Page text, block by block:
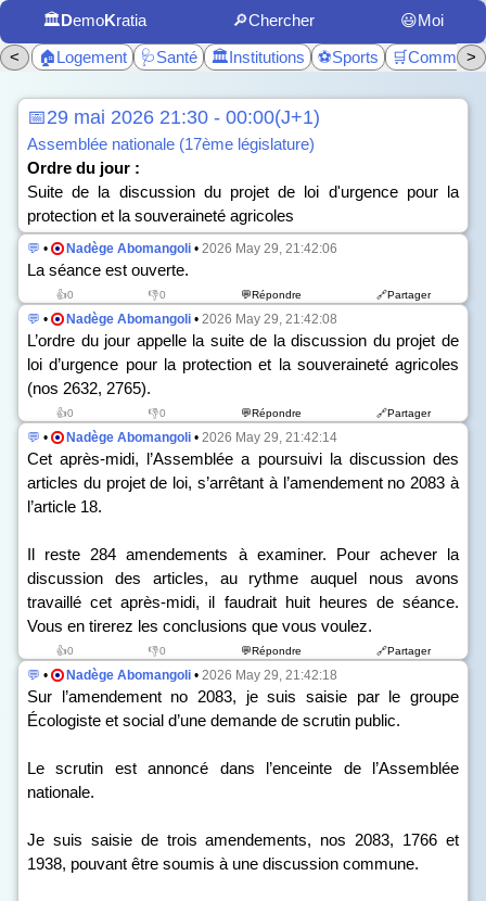
🏛️DemoKratia 🔎Chercher
😃Moi
<
🏠Logement 🩺Santé 🏛️Institutions ⚽Sports >
📅29 mai 2026 21:30 - 00:00(J+1)
Assemblée nationale (17ème législature)
Ordre du jour :
Suite de la discussion du projet de loi d'urgence pour la
protection et la souveraineté agricoles
💬 • Nadège Abomangoli • 2026 May 29, 21:42:06
La séance est ouverte.
👍0 👎0 💬Répondre 🔗Partager
💬 • Nadège Abomangoli • 2026 May 29, 21:42:08
L’ordre du jour appelle la suite de la discussion du projet de
loi d’urgence pour la protection et la souveraineté agricoles
(nos 2632, 2765).
👍0 👎0 💬Répondre 🔗Partager
💬 • Nadège Abomangoli • 2026 May 29, 21:42:14
Cet après-midi, l’Assemblée a poursuivi la discussion des
articles du projet de loi, s’arrêtant à l’amendement no 2083 à
l’article 18.
Il reste 284 amendements à examiner. Pour achever la
discussion des articles, au rythme auquel nous avons
travaillé cet après-midi, il faudrait huit heures de séance.
Vous en tirerez les conclusions que vous voulez.
👍0 👎0 💬Répondre 🔗Partager
💬 • Nadège Abomangoli • 2026 May 29, 21:42:18
Sur l’amendement no 2083, je suis saisie par le groupe
Écologiste et social d’une demande de scrutin public.
Le scrutin est annoncé dans l’enceinte de l’Assemblée
nationale.
Je suis saisie de trois amendements, nos 2083, 1766 et
1938, pouvant être soumis à une discussion commune.